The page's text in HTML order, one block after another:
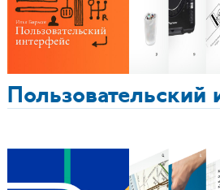
Пользовательский